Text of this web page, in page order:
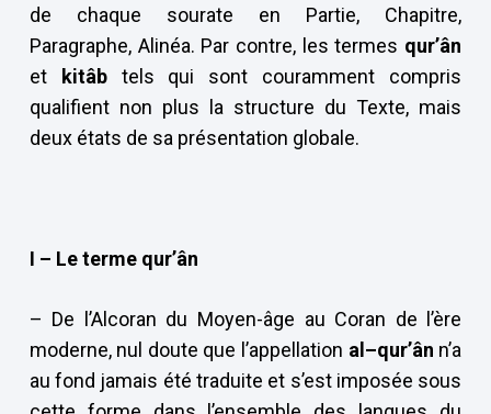
de chaque sourate en Partie, Chapitre,
Paragraphe, Alinéa. Par contre, les termes qur’ân
et
kitâbtels qui sont couramment compris
qualifient non plus la structure du Texte, mais
deux états de sa présentation globale.
I – Le terme qur’ân
– De l’Alcoran du Moyen-âge au Coran de l’ère
moderne, nul doute que l’appellation al–qur’ân n’a
au fond jamais été traduite et s’est imposée sous